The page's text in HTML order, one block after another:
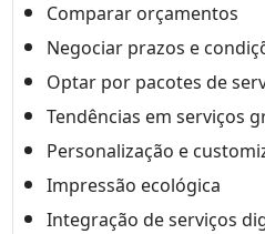
Comparar orçamentos
Negociar prazos e
Optar por pacotes de
Tendências em serviços
Personalização e
Impressão ecológica
Integração de serviços